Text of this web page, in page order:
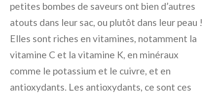
petites bombes de saveurs ont bien d’autres
atouts dans leur sac, ou plutôt dans leur peau !
Elles sont riches en vitamines, notamment la
vitamine C et la vitamine K, en minéraux
comme le potassium et le cuivre, et en
antioxydants. Les antioxydants, ce sont ces